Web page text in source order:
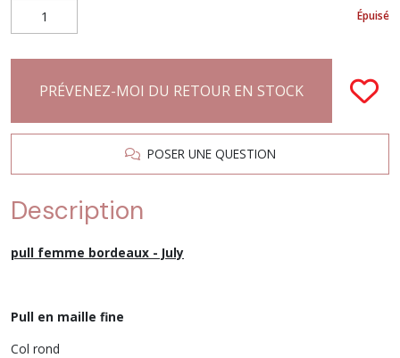
Épuisé
PRÉVENEZ-MOI DU RETOUR EN STOCK
POSER UNE QUESTION
Description
pull femme bordeaux - July
Pull en maille fine
Col rond